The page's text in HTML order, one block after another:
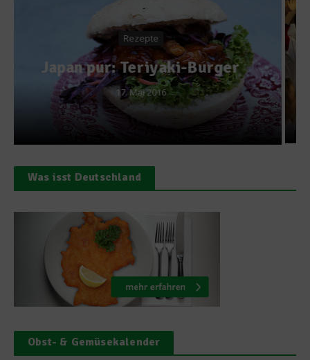
Spitzenköche
Was ist ein gesundes
Pausenbrot
29. Oktober 2013
Was isst Deutschland
Obst- & Gemüsekalender